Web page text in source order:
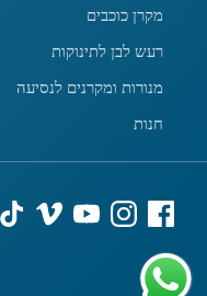
מקרן כוכבים
רעש לבן לתינוקות
מנורות ומקרנים לנסיעה
חנות